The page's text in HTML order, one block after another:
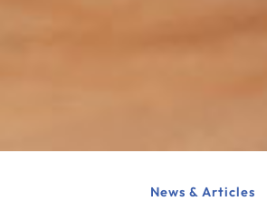
News & Articles